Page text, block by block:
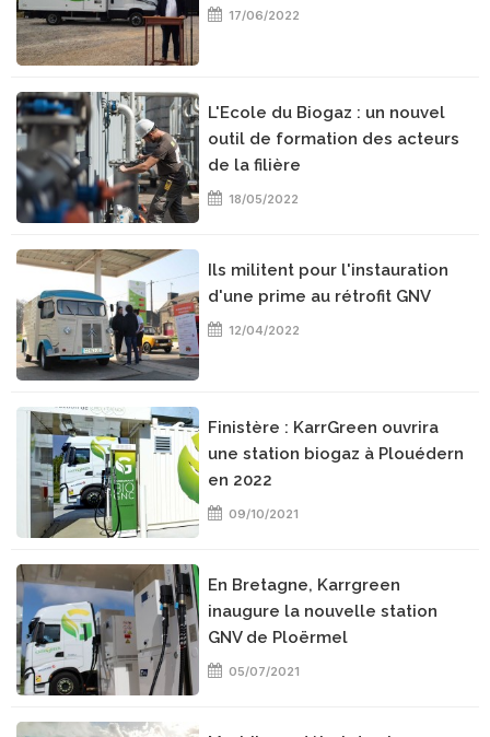
17/06/2022
L'Ecole du Biogaz : un nouvel
outil de formation des acteurs
de la filière
18/05/2022
Ils militent pour l'instauration
d'une prime au rétrofit GNV
12/04/2022
Finistère : KarrGreen ouvrira
une station biogaz à Plouédern
en 2022
09/10/2021
En Bretagne, Karrgreen
inaugure la nouvelle station
GNV de Ploërmel
05/07/2021